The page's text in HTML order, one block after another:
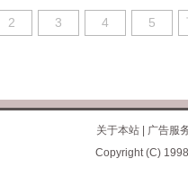
2 3 4 5
关于本站|
广告服
Copyright (C)